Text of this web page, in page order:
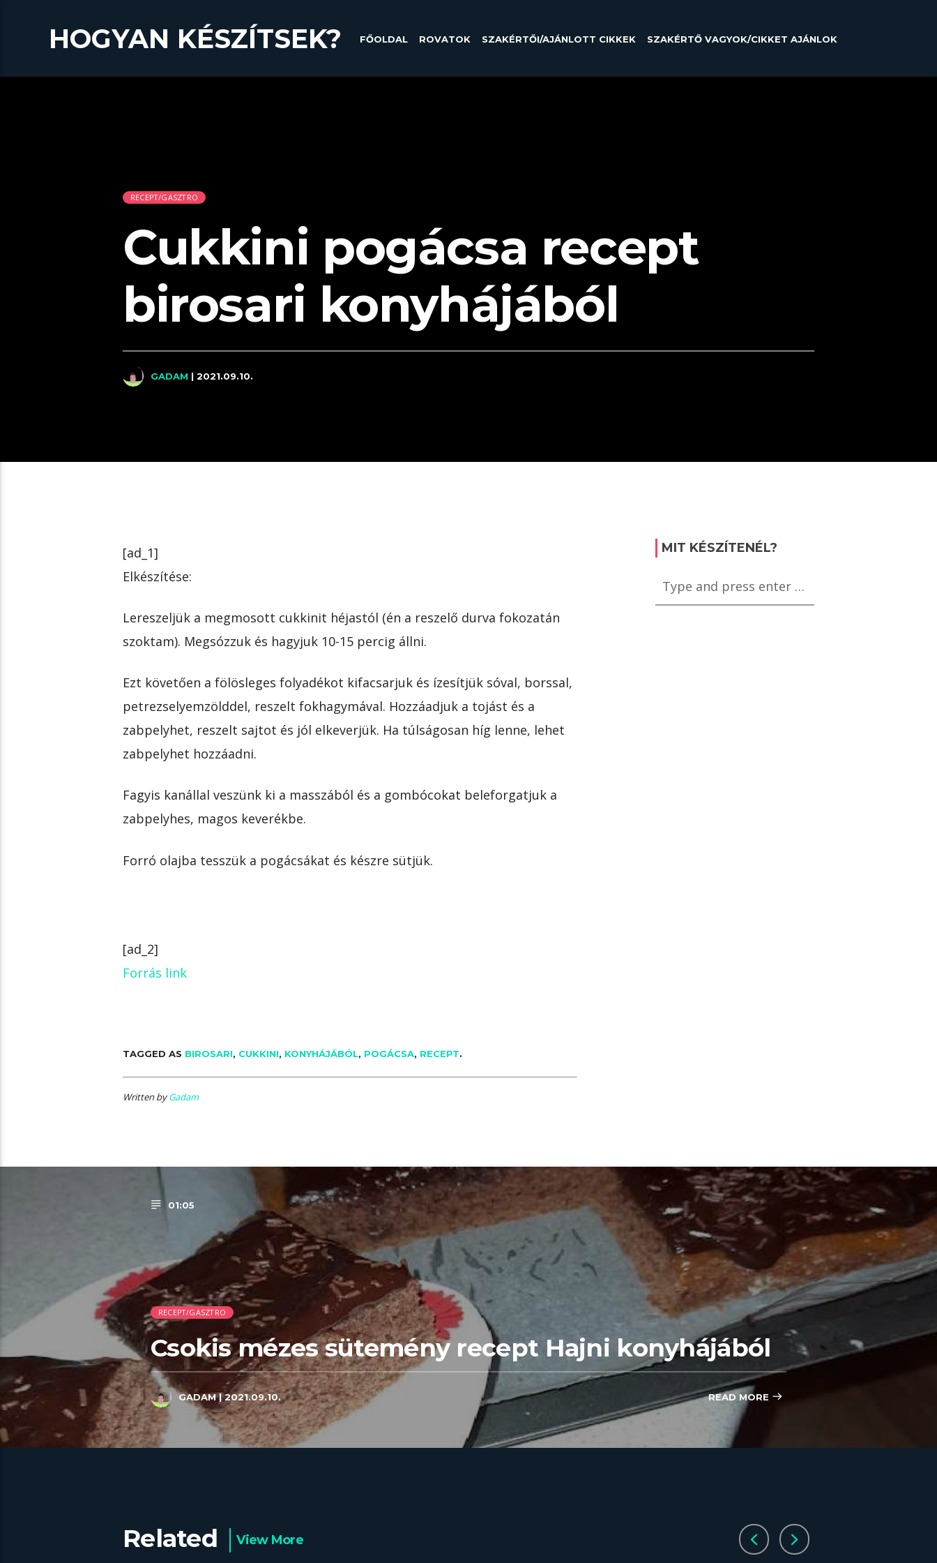
HOGYAN KÉSZÍTSEK? FŐOLDAL ROVATOK SZAKÉRTŐI/AJÁNLOTT CIKKEK SZAKÉRTŐ VAGYOK/CIKKET AJÁNLOK
RECEPT/GASZTRO
Cukkini pogácsa recept
birosari konyhájából
GADAM | 2021.09.10.
[ad_1]
Elkészítése:
Lereszeljük a megmosott cukkinit héjastól (én a reszelő durva fokozatán
szoktam). Megsózzuk és hagyjuk 10-15 percig állni.
Ezt követően a fölösleges folyadékot kifacsarjuk és ízesítjük sóval, borssal,
petrezselyemzölddel, reszelt fokhagymával. Hozzáadjuk a tojást és a
zabpelyhet, reszelt sajtot és jól elkeverjük. Ha túlságosan híg lenne, lehet
zabpelyhet hozzáadni.
Fagyis kanállal veszünk ki a masszából és a gombócokat beleforgatjuk a
zabpelyhes, magos keverékbe.
Forró olajba tesszük a pogácsákat és készre sütjük.
[ad_2]
Forrás link
TAGGED AS BIROSARI, CUKKINI, KONYHÁJÁBÓL, POGÁCSA, RECEPT.
Written byGadam
MIT KÉSZÍTENÉL?
01:05
RECEPT/GASZTRO
Csokis mézes sütemény recept Hajni konyhájából
GADAM| 2021.09.10. READ MORE
Related View More